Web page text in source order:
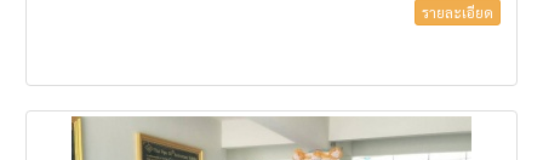
รายละเอียด